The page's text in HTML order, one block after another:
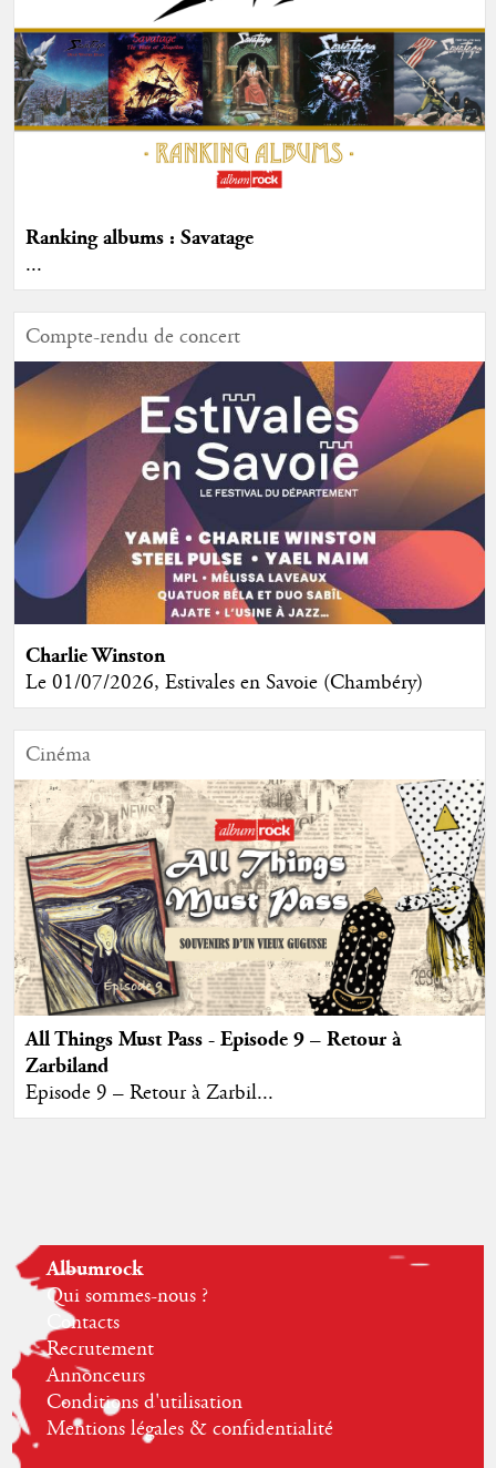
Ranking albums : Savatage
...
Compte-rendu de concert
Charlie Winston
Le 01/07/2026, Estivales en Savoie (Chambéry)
Cinéma
All Things Must Pass - Episode 9 – Retour à
Zarbiland
Episode 9 – Retour à Zarbil...
Albumrock
Qui sommes-nous ?
Contacts
Recrutement
Annonceurs
Conditions d'utilisation
Mentions légales & confidentialité